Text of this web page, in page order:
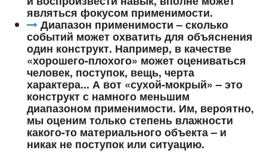
являться фокусом применимости.
Диапазон применимости – сколько
событий может охватить для объяснения
один конструкт. Например, в качестве
«хорошего-плохого» может оцениваться
человек, поступок, вещь, черта
характера... А вот «сухой-мокрый» – это
конструкт с намного меньшим
диапазоном применимости. Им, вероятно,
мы оценим только степень влажности
какого-то материального объекта – и
никак не поступок или ситуацию.